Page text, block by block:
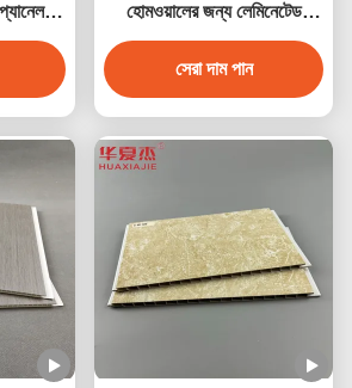
হোমওয়ালের জন্য লেমিনেটেড
পিভিসি ডেকোরেশন প্যানেল
সেরা দাম পান